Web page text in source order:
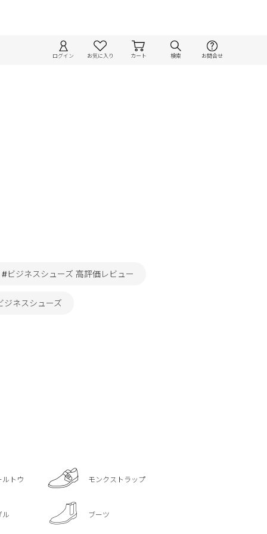
ログイン お気に入り カート 検索 お問合せ
#ビジネスシューズ 高評価レビュー
ジネスシューズ
ルトウ モンクストラップ
ル ブーツ